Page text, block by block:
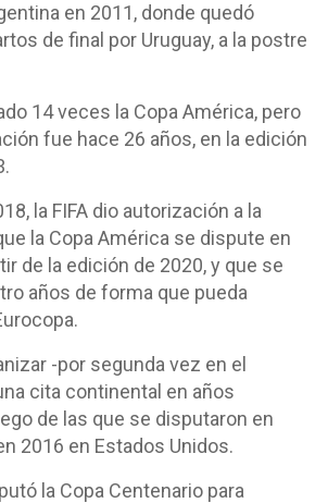
en 2011, donde quedó
de final por Uruguay, a la postre
14 veces la Copa América, pero
fue hace 26 años, en la edición
la FIFA dio autorización a la
la Copa América se dispute en
de la edición de 2020, y que se
años de forma que pueda
-por segunda vez en el
cita continental en años
de las que se disputaron en
2016 en Estados Unidos.
la Copa Centenario para